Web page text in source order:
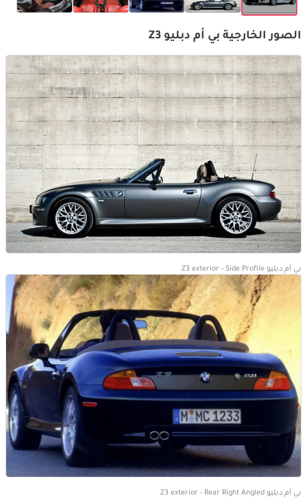
الصور الخارجية بي أم دبليو Z3
بي أم دبليو Z3 exterior - Side Profile
بي أم دبليو Z3 exterior - Rear Right Angled